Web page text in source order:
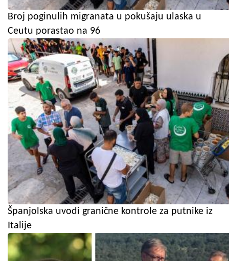
Broj poginulih migranata u pokušaju ulaska u
Ceutu porastao na 96
Španjolska uvodi granične kontrole za putnike iz
Italije